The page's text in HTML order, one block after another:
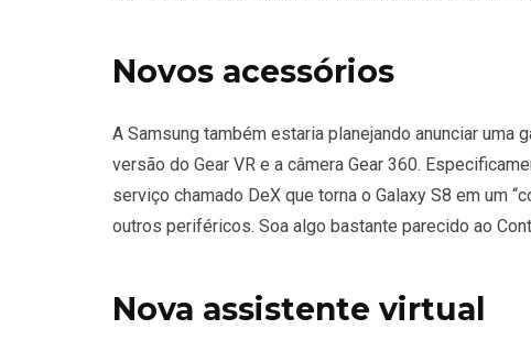
Novos acessórios
A Samsung também estaria planejando anunciar
versão do Gear VR e a câmera Gear 360.
serviço chamado DeX que torna o Galaxy S8 em um
outros periféricos. Soa algo bastante parecido ao
Nova assistente virtual